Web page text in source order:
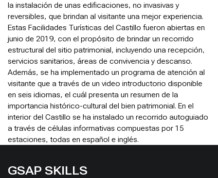
la instalación de unas edificaciones, no invasivas y
reversibles, que brindan al visitante una mejor experiencia.
Estas Facilidades Turísticas del Castillo fueron abiertas en
junio de 2019, con el propósito de brindar un recorrido
estructural del sitio patrimonial, incluyendo una recepción,
servicios sanitarios, áreas de convivencia y descanso.
Además, se ha implementado un programa de atención al
visitante que a través de un video introductorio disponible
en seis idiomas, el cuál presenta un resumen de la
importancia histórico-cultural del bien patrimonial. En el
interior del Castillo se ha instalado un recorrido autoguiado
a través de células informativas compuestas por 15
estaciones, todas en español e inglés.
GSAP SKILLS